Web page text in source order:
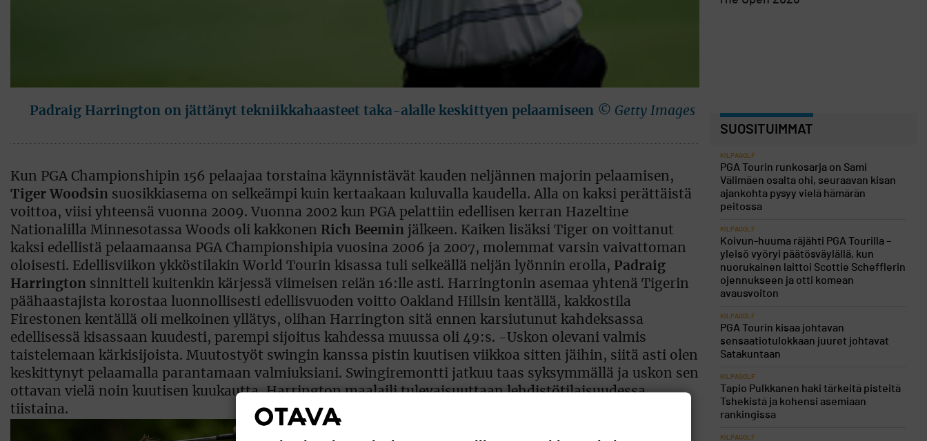
Padraig Harrington on jättänyt tekniikkahaasteet taka-alalle keskittyen pelaamiseen © Getty Images
Kun PGA Championshipin 156 pelaajaa torstaina käynnistävät kauden neljännen majorin pelaamisen,
Tiger Woodsin suosikkiasema on selkeämpi kuin kertaakaan kuluvalla kaudella. Alla on kaksi perättäistä
voittoa, viisi yhteensä vuonna 2009. Vuonna 2002 kun PGA pelattiin edellisen kerran Hazeltine
Nationalilla Minnesotassa Woods oli kakkonen Rich Beemin jälkeen. Kaiken lisäksi Tiger on voittanut
kaksi edellistä pelaamaansa PGA Championshipia vuosina 2006 ja 2007, molemmat varsin vaivattoman
oloisesti. Edellisviikon ykköstilakin World Tourin kisassa tuli selkeällä neljän lyönnin erolla, Padraig
Harrington sinnitteli kuitenkin kärjessä viimeisen reiän 16:lle asti. Harringtonin asemaa yhtenä Tigerin
päähaastajista korostaa luonnollisesti edellisvuoden voitto Oakland Hillsin kentällä, kakkostila
Firestonen kentällä oli melkoinen yllätys, olihan Harrington sitä ennen karsiutunut kahdeksassa
edellisessä kisassaan kuudesti, parempi sijoitus kahdessa muussa oli 49:s. -Uskon olevani valmis
taistelemaan kärkisijoista. Muutostyöt swingin kanssa pistin kuutisen viikkoa sitten jäihin, siitä asti olen
keskittynyt pelaamalla parantamaan valmiuksiani. Swingiremontti jatkuu taas syksymmällä ja uskon sen
ottavan vielä noin kuutisen kuukautta, Harrington maalaili tulevaisuuttaan lehdistötilaisuudessa
tiistaina.
SUOSITUIMMAT
KILPAGOLF
PGA Tourin runkosarja on Sami
Välimäen osalta ohi, seuraavan kisan
ajankohta pysyy vielä hämärän
peitossa
KILPAGOLF
Koivun-huuma räjähti PGA Tourilla –
yleisö vyöryi päätösväylällä, kun
nuorukainen laittoi Scottie Schefflerin
ojennukseen ja otti komean
avausvoiton
KILPAGOLF
PGA Tourin kisaa johtavan
sensaatiotulokkaan juuret johtavat
Satakuntaan
KILPAGOLF
Tapio Pulkkanen haki tärkeitä pisteitä
Tshekistä ja kohensi asemiaan
rankingissa
KILPAGOLF